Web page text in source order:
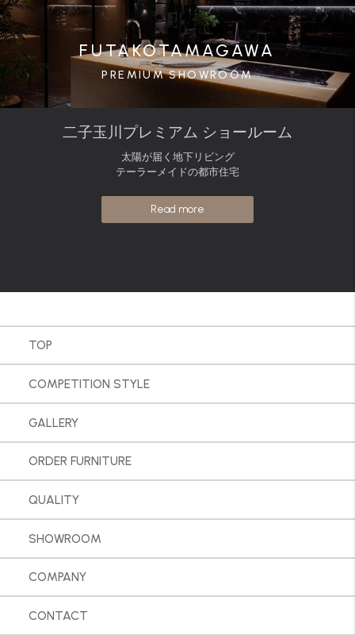
FUTAKOTAMAGAWA
PREMIUM SHOWROOM
二子玉川プレミアム ショールーム
太陽が届く地下リビング
テーラーメイドの都市住宅
Read more
TOP
COMPETITION STYLE
GALLERY
ORDER FURNITURE
QUALITY
SHOWROOM
COMPANY
CONTACT